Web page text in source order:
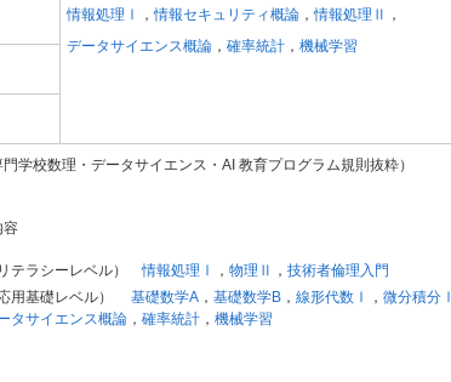
情報処理Ⅰ
，情報セキュリティ概論 ，情報処理Ⅱ ，
データサイエンス概論 ， 確率統計 ， 機械学習
門学校数理・データサイエンス・AI 教育プログラム規則抜粋）
容
テラシーレベル）情報処理Ⅰ ， 物理Ⅱ ， 技術者倫理入門
用基礎レベル） 基礎数学A ， 基礎数学B ， 線形代数Ⅰ ， 微分積分Ⅰ
タサイエンス概論 ， 確率統計 ， 機械学習